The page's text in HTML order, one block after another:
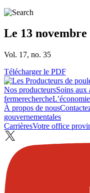
Le 13 novembre
Vol. 17, no. 35
Télécharger le PDF
Nos producteursSoins aux
fermerechercheL’économie
À propos de nous
gouvernementales
CarrièresVotre office